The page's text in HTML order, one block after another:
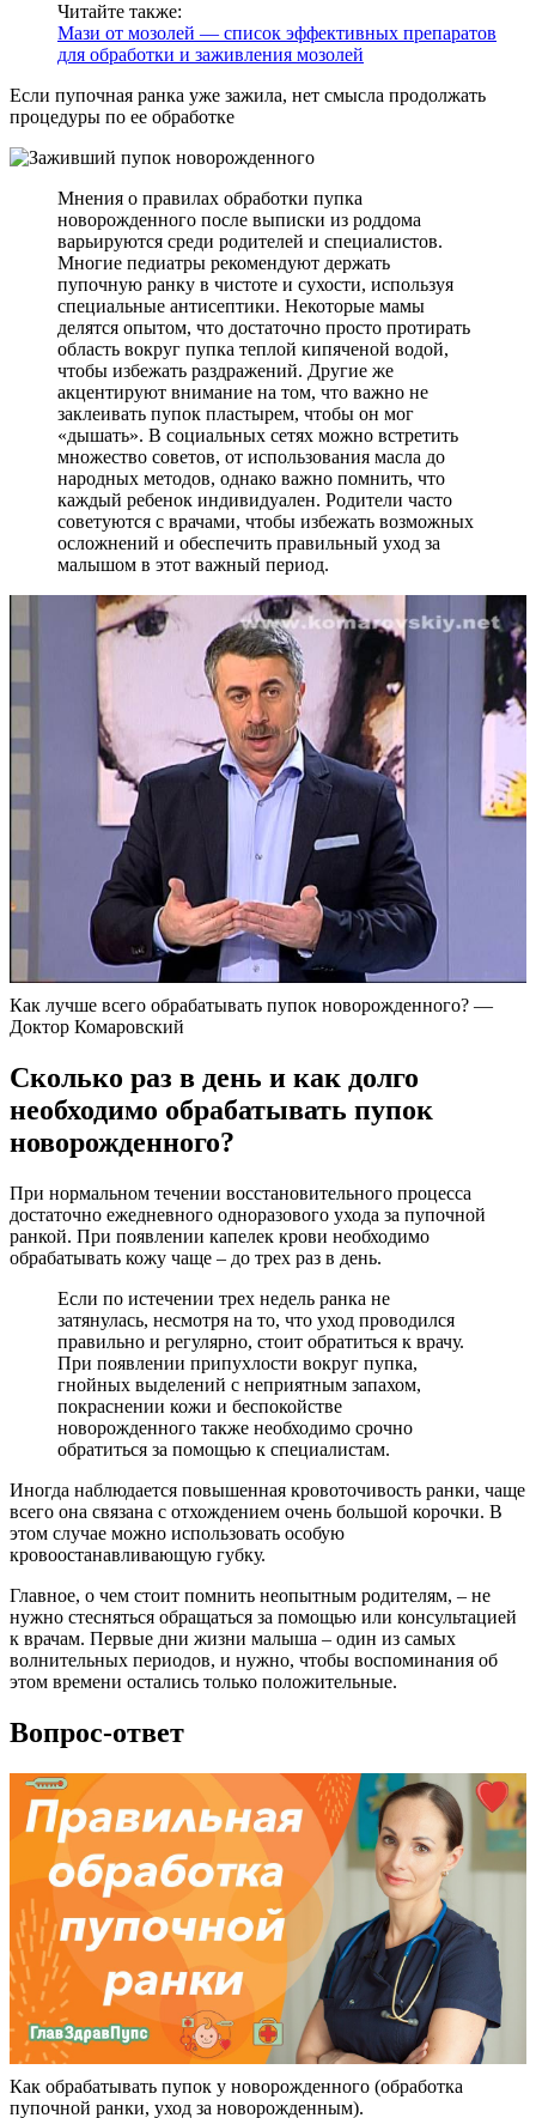
Читайте также:
Мази от мозолей — список эффективных препаратов
для обработки и заживления мозолей
Если пупочная ранка уже зажила, нет смысла продолжать
процедуры по ее обработке
Мнения о правилах обработки пупка
новорожденного после выписки из роддома
варьируются среди родителей и специалистов.
Многие педиатры рекомендуют держать
пупочную ранку в чистоте и сухости, используя
специальные антисептики. Некоторые мамы
делятся опытом, что достаточно просто протирать
область вокруг пупка теплой кипяченой водой,
чтобы избежать раздражений. Другие же
акцентируют внимание на том, что важно не
заклеивать пупок пластырем, чтобы он мог
«дышать». В социальных сетях можно встретить
множество советов, от использования масла до
народных методов, однако важно помнить, что
каждый ребенок индивидуален. Родители часто
советуются с врачами, чтобы избежать возможных
осложнений и обеспечить правильный уход за
малышом в этот важный период.
Как лучше всего обрабатывать пупок новорожденного? —
Доктор Комаровский
Сколько раз в день и как долго
необходимо обрабатывать пупок
новорожденного?
При нормальном течении восстановительного процесса
достаточно ежедневного одноразового ухода за пупочной
ранкой. При появлении капелек крови необходимо
обрабатывать кожу чаще – до трех раз в день.
Если по истечении трех недель ранка не
затянулась, несмотря на то, что уход проводился
правильно и регулярно, стоит обратиться к врачу.
При появлении припухлости вокруг пупка,
гнойных выделений с неприятным запахом,
покраснении кожи и беспокойстве
новорожденного также необходимо срочно
обратиться за помощью к специалистам.
Иногда наблюдается повышенная кровоточивость ранки, чаще
всего она связана с отхождением очень большой корочки. В
этом случае можно использовать особую
кровоостанавливающую губку.
Главное, о чем стоит помнить неопытным родителям, – не
нужно стесняться обращаться за помощью или консультацией
к врачам. Первые дни жизни малыша – один из самых
волнительных периодов, и нужно, чтобы воспоминания об
этом времени остались только положительные.
Вопрос-ответ
Как обрабатывать пупок у новорожденного (обработка
пупочной ранки, уход за новорожденным).